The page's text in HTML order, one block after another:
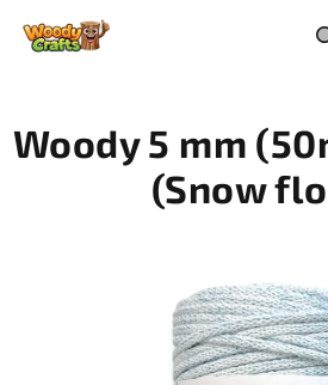
Woody 5 mm
(Snow